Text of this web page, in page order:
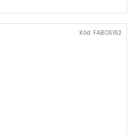
Kód: FABOS162